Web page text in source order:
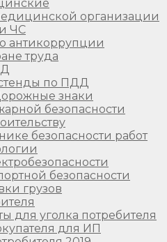
организации
ЧС
антикоррупции
труда
по ПДД
знаки
безопасности
безопасности работ
безопасности
грузов
для уголка потребителя
для ИП